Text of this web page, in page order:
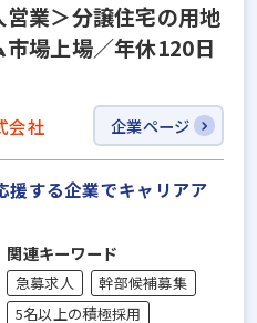
営業＞分譲住宅の用地
場上場／年休120日
会社 企業ページ
援する企業でキャリアア
関連キーワード
急募求人
幹部候補募集
5名以上の積極採用